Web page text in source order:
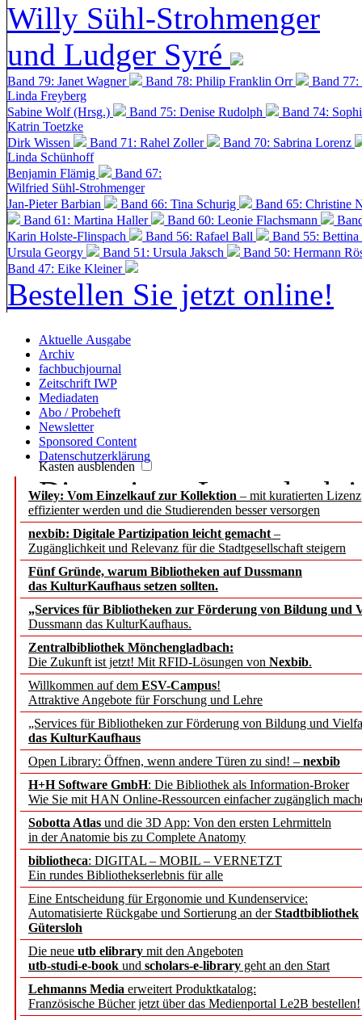
Willy Sühl-Strohmenger
und Ludger Syré
Band 79: Janet Wagner Band 78: Philip Franklin Orr
Band
Linda Freyberg
Sabine Wolf (Hrsg.)
Band 75: Denise Rudolph
Band 74:
Katrin Toetzke
Dirk Wissen
Band 71: Rahel Zoller
Band 70: Sabrina Lorenz
Linda Schünhoff
Benjamin Flämig
Band 67:
Wilfried Sühl-Strohmenger
Jan-Pieter Barbian
Band 66: Tina Schurig
Band 65: Christine
Band 61: Martina Haller
Band 60: Leonie Flachsmann
Karin Holste-Flinspach
Band 56: Rafael Ball
Band 55:
Ursula Georgy
Band 51: Ursula Jaksch Band 50: Hermann
Band 47: Eike Kleiner
Bestellen Sie jetzt online!
Aktuelle Ausgabe
Archiv
fachbuchjournal
Zeitschrift IWP
Mediadaten
Abo / Probeheft
Newsletter
Sponsored Content
Datenschutzerklärung
Wiley: Vom Einzelkauf zur Kollektion – mit kuratierten
effizienter werden und die Studierenden besser versorgen
nexbib: Digitale Partizipation leicht gemacht –
Zugänglichkeit und Relevanz für die Stadtgesellschaft steigern
Fünf Gründe, warum Bibliotheken auf Dussmann
das KulturKaufhaus setzen sollten.
„Services für Bibliotheken zur Förderung von Bildung und
Dussmann das KulturKaufhaus.
Zentralbibliothek Mönchengladbach:
Die Zukunft ist jetzt! Mit RFID-Lösungen von Nexbib.
Willkommen auf dem ESV-Campus!
Attraktive Angebote für Forschung und Lehre
„Services für Bibliotheken zur Förderung von Bildung und
das KulturKaufhaus
Open Library: Öffnen, wenn andere Türen zu sind! – nexbib
H+H Software GmbH: Die Bibliothek als Information-Broker
Wie Sie mit HAN Online-Ressourcen einfacher zugänglich
Sobotta Atlas und die 3D App: Von den ersten Lehrmitteln
in der Anatomie bis zu Complete Anatomy
bibliotheca: DIGITAL – MOBIL – VERNETZT
Ein rundes Bibliothekserlebnis für alle
Eine Entscheidung für Ergonomie und Kundenservice:
Automatisierte Rückgabe und Sortierung an derStadtbibliothek
Gütersloh
Die neue utb elibrary mit den Angeboten
utb-studi-e-book und scholars-e-library geht an den Start
Lehmanns Media erweitert Produktkatalog:
Französische Bücher jetzt über das Medienportal Le2B bestellen!
Kasten ausblenden
Die meisten Leser der
Passwort, denn sie
IP-Nummer.
Wenn Sie aber
Beiträge zugreifen,
geschehen,
sich kurzals Abonnent/
neues persönliches
– Ihre b.i.t.online Abo-
Kasten ausblenden nur
mit Cookie-Erlaubnis!
OK
Nein
?
Abonnieren|Abo registrieren|Passwort vergessen?
Um den Kasten auszublenden wird eine Cookie
gesetzt,
die keine persönliche Informationen beinhaltet.
Sie können den